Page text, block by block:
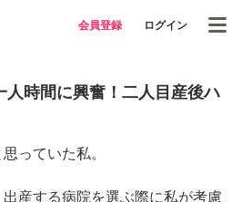
会員登録 ログイン
人時間に興奮！二人目産後ハ
っていた私。
産する病院を選ぶ際に私が考慮